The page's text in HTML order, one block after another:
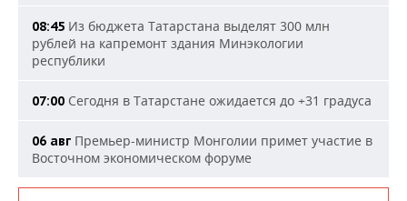
08:45 Из бюджета Татарстана выделят 300 млн
рублей на капремонт здания Минэкологии
республики
07:00 Сегодня в Татарстане ожидается до +31 градуса
06 авг Премьер-министр Монголии примет участие в
Восточном экономическом форуме